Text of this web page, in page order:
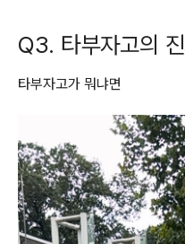
Q3. 타부자고의
타부자고가 뭐냐면